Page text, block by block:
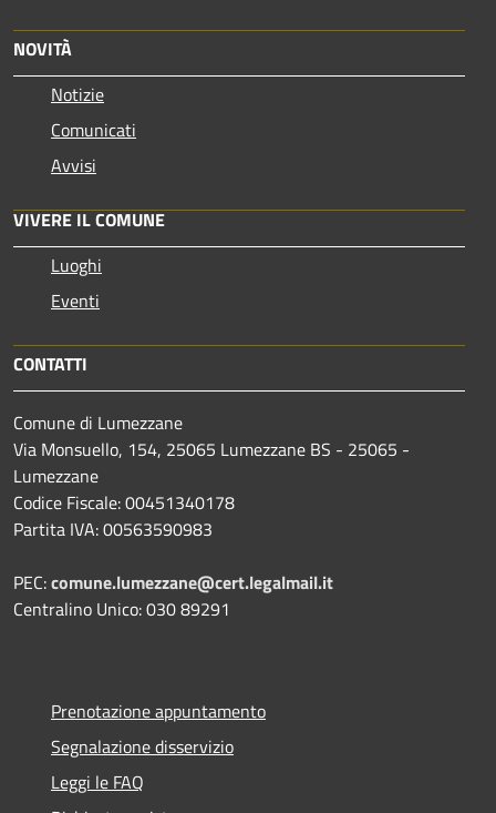
NOVITÀ
Notizie
Comunicati
Avvisi
VIVERE IL COMUNE
Luoghi
Eventi
CONTATTI
Comune di Lumezzane
Via Monsuello, 154, 25065 Lumezzane BS - 25065 -
Lumezzane
Codice Fiscale: 00451340178
Partita IVA: 00563590983
PEC:comune.lumezzane@cert.legalmail.it
Centralino Unico: 030 89291
Prenotazione appuntamento
Segnalazione disservizio
Leggi le FAQ